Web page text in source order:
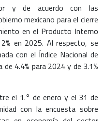
y de acuerdo con las
mexicano para el cierre
en el Producto Interno
en 2025. Al respecto, se
con el Índice Nacional de
de 4.4% para 2024 y de 3.1%
el 1.° de enero y el 31 de
con la encuesta sobre